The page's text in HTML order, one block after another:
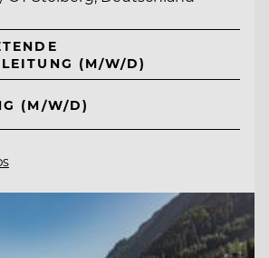
(M/W/D)
(M/W/D)